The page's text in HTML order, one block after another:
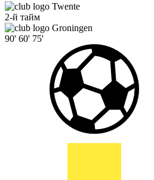
Twente
2-й тайм
Groningen
90' 60' 75'